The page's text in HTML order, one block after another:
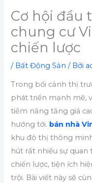
Cơ hội đầu
chung cư
chiến lược
/ Bất Động Sản / Bởi
Trong bối cảnh thị
phát triển mạnh mẽ,
tiềm năng tăng giá
hướng tới. bán nhà
khu đô thị thông
hút rất nhiều sự
chiến lược, tiện ích
trội. Bài viết này sẽ